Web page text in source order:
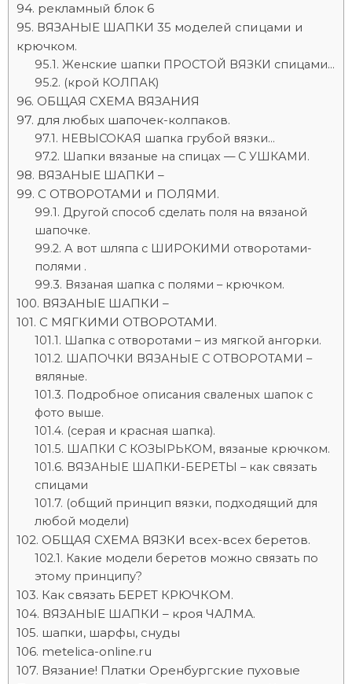
рекламный блок 6
ВЯЗАНЫЕ ШАПКИ 35 моделей спицами и
крючком.
Женские шапки ПРОСТОЙ ВЯЗКИ спицами…
(крой КОЛПАК)
ОБЩАЯ СХЕМА ВЯЗАНИЯ
для любых шапочек-колпаков.
НЕВЫСОКАЯ шапка грубой вязки…
Шапки вязаные на спицах — С УШКАМИ.
ВЯЗАНЫЕ ШАПКИ –
С ОТВОРОТАМИ и ПОЛЯМИ.
Другой способ сделать поля на вязаной
шапочке.
А вот шляпа с ШИРОКИМИ отворотами-
полями .
Вязаная шапка с полями – крючком.
ВЯЗАНЫЕ ШАПКИ –
С МЯГКИМИ ОТВОРОТАМИ.
Шапка с отворотами – из мягкой ангорки.
ШАПОЧКИ ВЯЗАНЫЕ С ОТВОРОТАМИ –
вяляные.
Подробное описания сваленых шапок с
фото выше.
(серая и красная шапка).
ШАПКИ С КОЗЫРЬКОМ, вязаные крючком.
ВЯЗАНЫЕ ШАПКИ-БЕРЕТЫ – как связать
спицами
(общий принцип вязки, подходящий для
любой модели)
ОБЩАЯ СХЕМА ВЯЗКИ всех-всех беретов.
Какие модели беретов можно связать по
этому принципу?
Как связать БЕРЕТ КРЮЧКОМ.
ВЯЗАНЫЕ ШАПКИ – кроя ЧАЛМА.
шапки, шарфы, снуды
metelica-online.ru
Вязание! Платки Оренбургские пуховые